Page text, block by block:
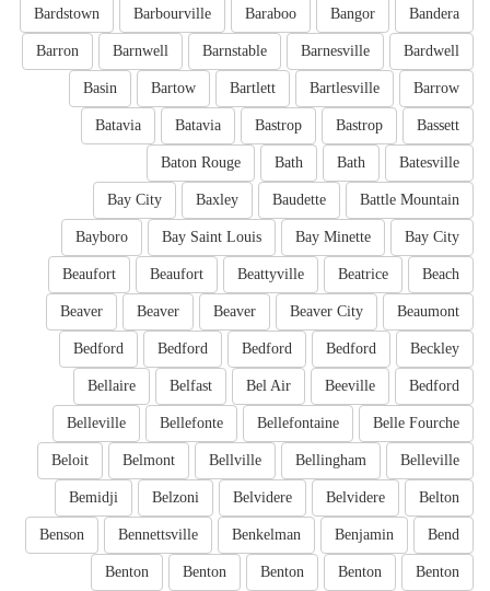
Bandera
Bangor
Baraboo
Barbourville
Bardstown
Bardwell
Barnesville
Barnstable
Barnwell
Barron
Barrow
Bartlesville
Bartlett
Bartow
Basin
Bassett
Bastrop
Bastrop
Batavia
Batavia
Batesville
Bath
Bath
Baton Rouge
Battle Mountain
Baudette
Baxley
Bay City
Bay City
Bay Minette
Bay Saint Louis
Bayboro
Beach
Beatrice
Beattyville
Beaufort
Beaufort
Beaumont
Beaver City
Beaver
Beaver
Beaver
Beckley
Bedford
Bedford
Bedford
Bedford
Bedford
Beeville
Bel Air
Belfast
Bellaire
Belle Fourche
Bellefontaine
Bellefonte
Belleville
Belleville
Bellingham
Bellville
Belmont
Beloit
Belton
Belvidere
Belvidere
Belzoni
Bemidji
Bend
Benjamin
Benkelman
Bennettsville
Benson
Benton
Benton
Benton
Benton
Benton